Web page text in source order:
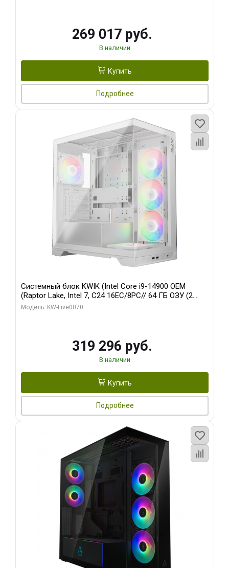
269 017 руб.
В наличии
Купить
Подробнее
Системный блок KWIK (Intel Core i9-14900 OEM
(Raptor Lake, Intel 7, C24 16EC/8PC// 64 ГБ ОЗУ (2
модуля)/ Gigabyte RTX5080 XTREME WATERFORCE
Модель: KW-Live0070
319 296 руб.
В наличии
Купить
Подробнее